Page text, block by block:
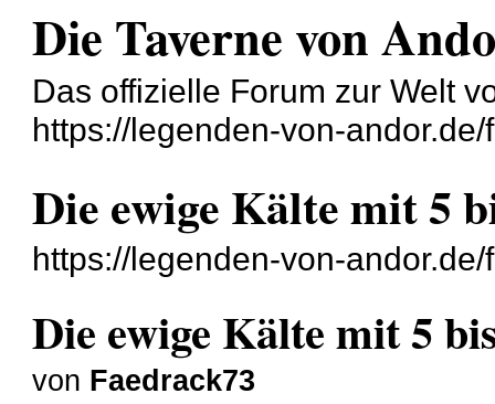
Die Taverne von
Das offizielle Forum zur Welt
https://legenden-von-andor.de/
Die ewige Kälte mit 5
https://legenden-von-
Die ewige Kälte mit 5
von Faedrack73